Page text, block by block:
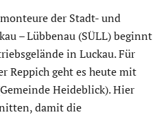
der Stadt- und
– Lübbenau (SÜLL) beginnt
in Luckau. Für
Reppich geht es heute mit
Heideblick). Hier
damit die